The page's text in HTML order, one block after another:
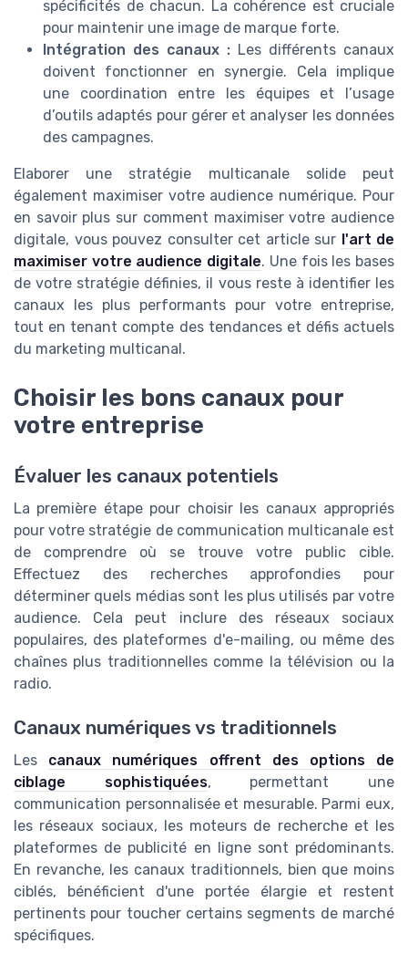
spécificités de chacun. La cohérence est cruciale
pour maintenir une image de marque forte.
Intégration des canaux : Les différents canaux
doivent fonctionner en synergie. Cela implique
une coordination entre les équipes et l’usage
d’outils adaptés pour gérer et analyser les données
des campagnes.
Elaborer une stratégie multicanale solide peut
également maximiser votre audience numérique. Pour
en savoir plus sur comment maximiser votre audience
digitale, vous pouvez consulter cet article sur l'art de
maximiser votre audience digitale. Une fois les bases
de votre stratégie définies, il vous reste à identifier les
canaux les plus performants pour votre entreprise,
tout en tenant compte des tendances et défis actuels
du marketing multicanal.
Choisir les bons canaux pour
votre entreprise
Évaluer les canaux potentiels
La première étape pour choisir les canaux appropriés
pour votre stratégie de communication multicanale est
de comprendre où se trouve votre public cible.
Effectuez des recherches approfondies pour
déterminer quels médias sont les plus utilisés par votre
audience. Cela peut inclure des réseaux sociaux
populaires, des plateformes d'e-mailing, ou même des
chaînes plus traditionnelles comme la télévision ou la
radio.
Canaux numériques vs traditionnels
Les canaux numériques offrent des options de
ciblage sophistiquées, permettant une
communication personnalisée et mesurable. Parmi eux,
les réseaux sociaux, les moteurs de recherche et les
plateformes de publicité en ligne sont prédominants.
En revanche, les canaux traditionnels, bien que moins
ciblés, bénéficient d'une portée élargie et restent
pertinents pour toucher certains segments de marché
spécifiques.